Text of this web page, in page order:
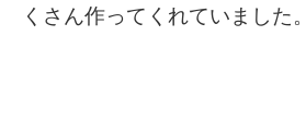
くさん作ってくれていました。